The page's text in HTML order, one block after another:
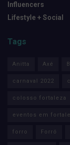
Influencers
Lifestyle + Social
Tags
Anitta Axé
carnaval 2022
colosso fortaleza
eventos em
forro Forró